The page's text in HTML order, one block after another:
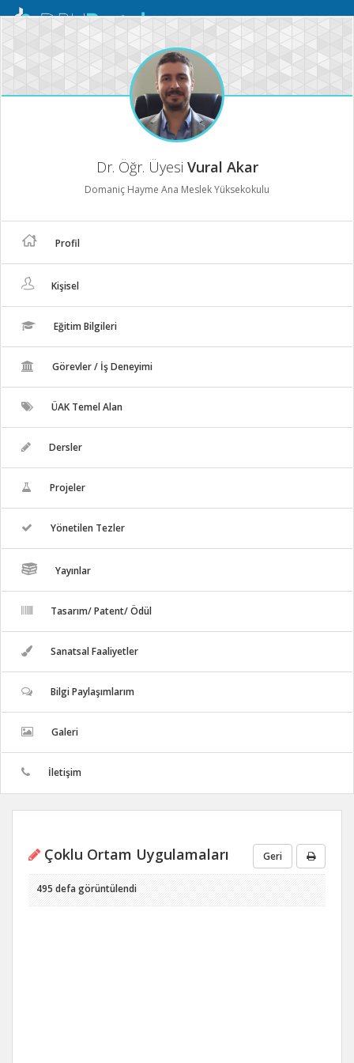
Mobil
Dr. Öğr. Üyesi Vural Akar
Domaniç Hayme Ana Meslek Yüksekokulu
Profil
Kişisel
Eğitim Bilgileri
Görevler / İş Deneyimi
ÜAK Temel Alan
Dersler
Projeler
Yönetilen Tezler
Yayınlar
Tasarım/ Patent/ Ödül
Sanatsal Faaliyetler
Bilgi Paylaşımlarım
Galeri
İletişim
Çoklu Ortam Uygulamaları Geri
495 defa görüntülendi